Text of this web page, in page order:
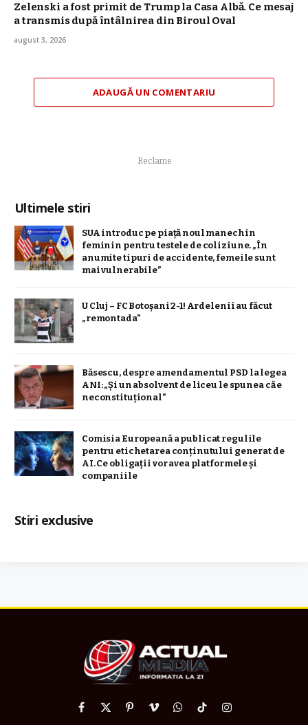
Zelenski a fost primit de Trump la Casa Albă. Ce mesaj
a transmis după întâlnirea din Biroul Oval
august 3, 2026
ADAUGĂ UN COMENTARIU
Reclame
Ultimele stiri
SUA introduc pe piață noul manechin
feminin pentru testele de coliziune. „În
anumite tipuri de accidente, femeile sunt
mai vulnerabile”
U Cluj – FC Botoșani 2-1! Ardelenii au făcut
„remontada”
Băsescu, despre amendamentul PSD la legea
ANI: „Și un absolvent de liceu le spunea că e
neconstituţional”
Comisia Europeană a publicat regulile
pentru etichetarea conținutului generat de
AI. Ce obligații vor avea platformele și
companiile
Stiri exclusive
Facebook
X
PinterestVimeoWhatsApp
TikTokInstagram